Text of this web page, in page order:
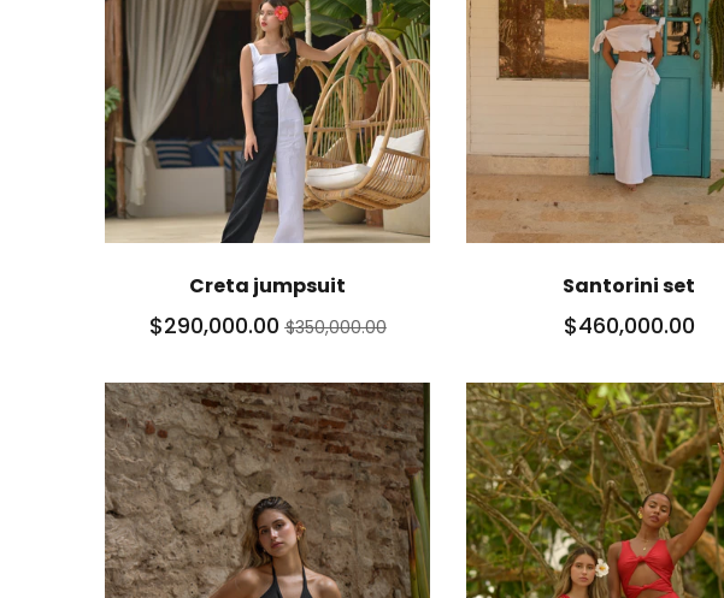
Creta jumpsuit
$290,000.00 $350,000.00
Santorini set
$460,000.00